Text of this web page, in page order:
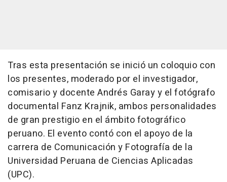
Tras esta presentación se inició un coloquio con
los presentes, moderado por el investigador,
comisario y docente Andrés Garay y el fotógrafo
documental Fanz Krajnik, ambos personalidades
de gran prestigio en el ámbito fotográfico
peruano. El evento contó con el apoyo de la
carrera de Comunicación y Fotografía de la
Universidad Peruana de Ciencias Aplicadas
(UPC).